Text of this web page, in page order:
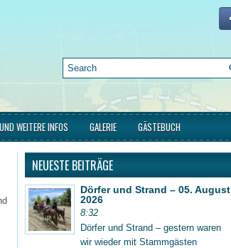
WEITERE INFOS GALERIE GÄSTEBUCH
NEUESTE BEITRÄGE
Dörfer und Strand – 05. August
2026
8:32
Dörfer und Strand – gestern waren
wir wieder mit Stammgästen